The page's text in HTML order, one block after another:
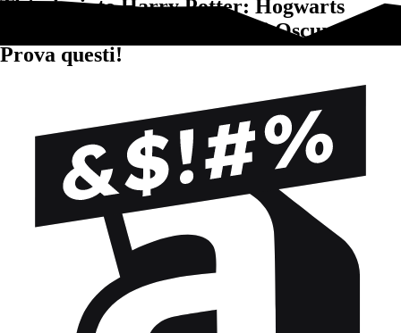
Ti è piaciuto Harry Potter: Hogwarts
Battle – Difesa Contro le Arti Oscure?
Prova questi!